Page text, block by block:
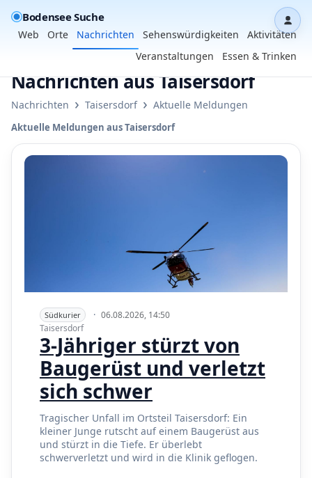
Bodensee Suche
Web Orte Nachrichten Sehenswürdigkeiten
Aktivitäten
Veranstaltungen
Essen & Trinken
Nachrichten aus Taisersdorf
Nachrichten › Taisersdorf › Aktuelle Meldungen
Aktuelle Meldungen aus Taisersdorf
Südkurier · 06.08.2026, 14:50
Taisersdorf
3-Jähriger stürzt von
Baugerüst und verletzt
sich schwer
Tragischer Unfall im Ortsteil Taisersdorf: Ein
kleiner Junge rutscht auf einem Baugerüst aus
und stürzt in die Tiefe. Er überlebt
schwerverletzt und wird in die Klinik geflogen.